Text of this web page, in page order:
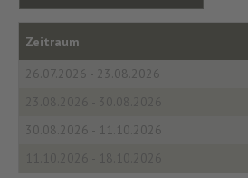
Zeitraum
26.07.2026 - 23.08.2026
30.08.2026 - 11.10.2026